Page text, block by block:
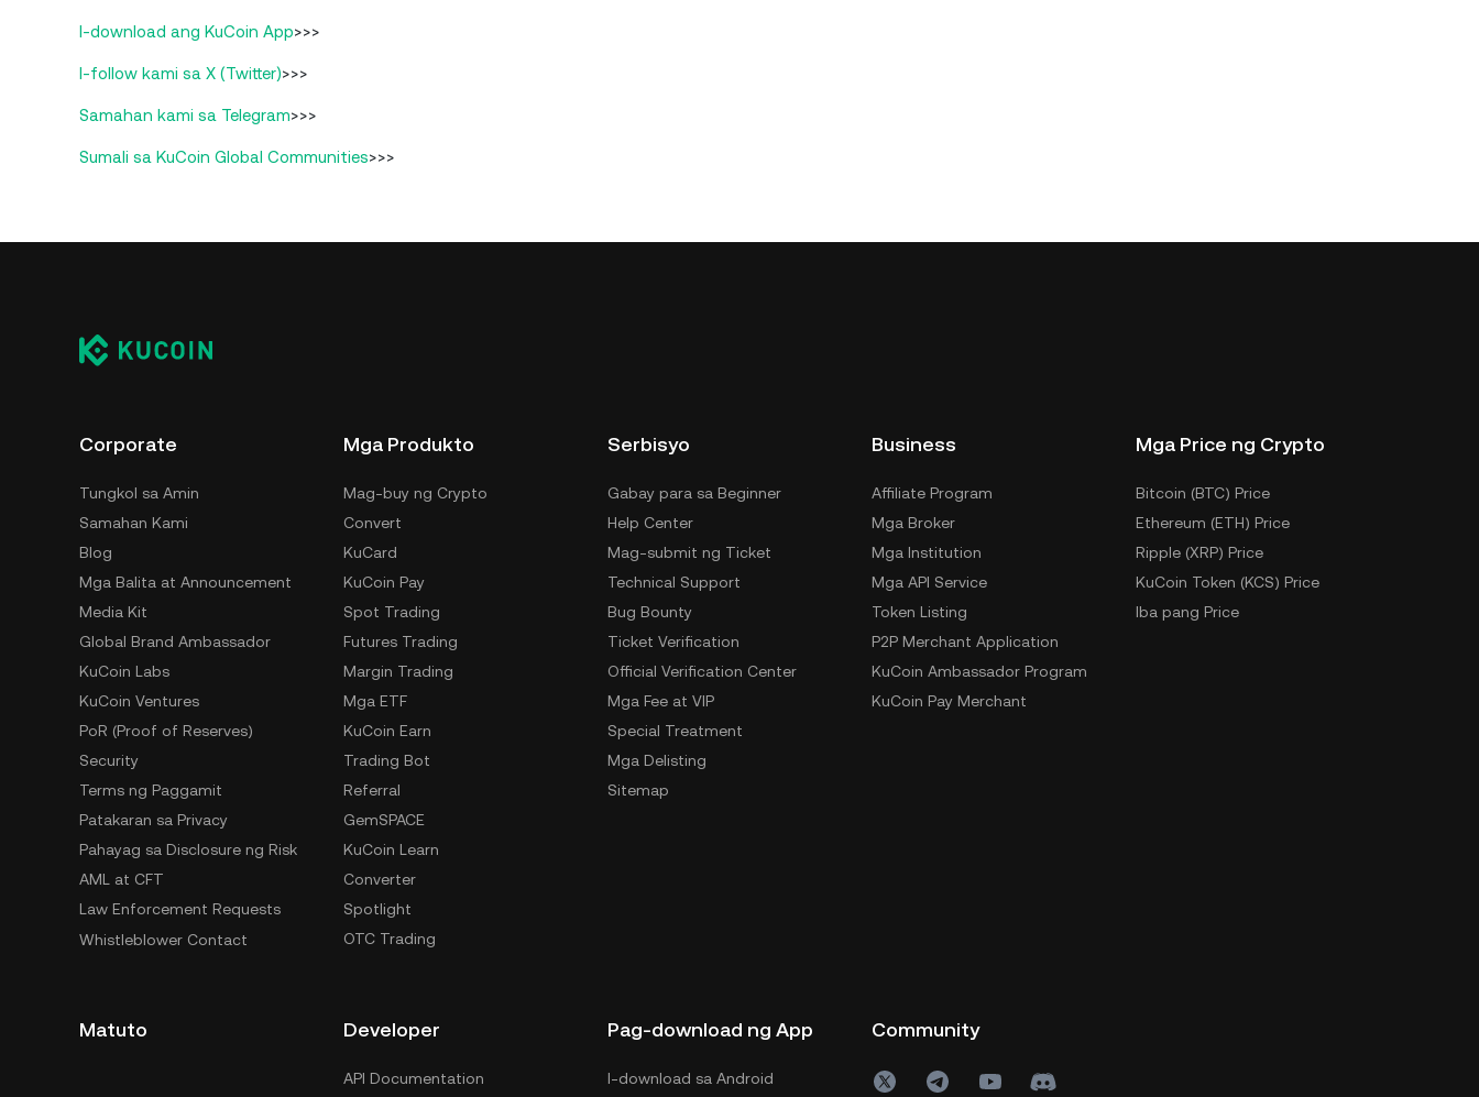
I-download ang KuCoin App>>>
I-follow kami sa X (Twitter)>>>
Samahan kami sa Telegram>>>
Sumali sa KuCoin Global Communities>>>
Corporate
Tungkol sa Amin
Samahan Kami
Blog
Mga Balita at Announcement
Media Kit
Global Brand Ambassador
KuCoin Labs
KuCoin Ventures
PoR (Proof of Reserves)
Security
Terms ng Paggamit
Patakaran sa Privacy
Pahayag sa Disclosure ng Risk
AML at CFT
Law Enforcement Requests
Whistleblower Contact
Mga Produkto
Mag-buy ng Crypto
Convert
KuCard
KuCoin Pay
Spot Trading
Futures Trading
Margin Trading
Mga ETF
KuCoin Earn
Trading Bot
Referral
GemSPACE
KuCoin Learn
Converter
Spotlight
OTC Trading
Serbisyo
Gabay para sa Beginner
Help Center
Mag-submit ng Ticket
Technical Support
Bug Bounty
Ticket Verification
Official Verification Center
Mga Fee at VIP
Special Treatment
Mga Delisting
Sitemap
Business
Affiliate Program
Mga Broker
Mga Institution
Mga API Service
Token Listing
P2P Merchant Application
KuCoin Ambassador Program
KuCoin Pay Merchant
Mga Price ng Crypto
Bitcoin (BTC) Price
Ethereum (ETH) Price
Ripple (XRP) Price
KuCoin Token (KCS) Price
Iba pang Price
Matuto Developer
API Documentation
Pag-download ng App
I-download sa Android
Community